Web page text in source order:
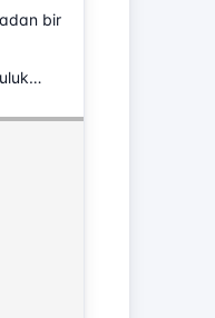
bir